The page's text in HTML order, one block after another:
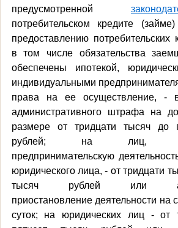
предусмотренной
потребительском кредите
предоставлению потребительских
в том числе обязательства
обеспечены ипотекой,
индивидуальными
права на ее осуществление, -
административного штрафа на
размере от тридцати тысяч до
рублей; на лиц,
предпринимательскую
юридического лица, - от тридцати
тысяч рублей или
приостановление деятельности на
суток; на юридических лиц - от